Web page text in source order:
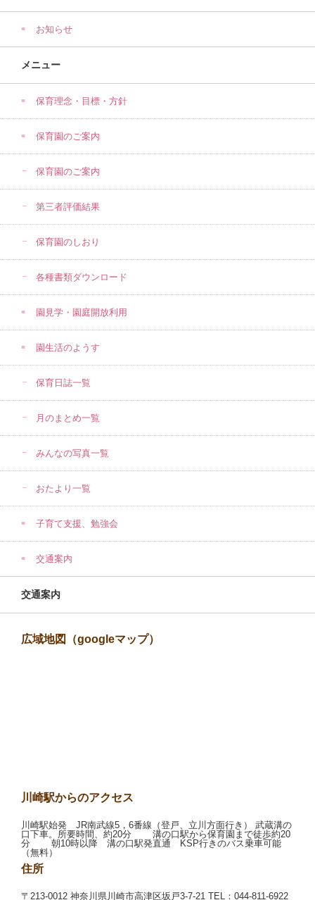
お知らせ
メニュー
保育理念・目標・方針
保育園のご案内
保育園のご案内
第三者評価結果
保育園のしおり
各種書類ダウンロード
園見学・園庭開放利用
園生活のようす
保育日誌一覧
月のまとめ一覧
みんなの写真一覧
おたより一覧
子育て支援、勉強会
交通案内
交通案内
広域地図（googleマップ）
川崎駅からのアクセス
川崎駅始発 JR南武線5，6番線（登戸、立川方面行き） 武蔵溝の
口下車。所要時間、約20分 溝の口駅から保育園まで徒歩約20
分 朝10時以降 溝の口駅発直通 KSP行きのバス乗車可能
（無料）
住所
〒213-0012 神奈川県川崎市高津区坂戸3-7-21 TEL：044-811-6922